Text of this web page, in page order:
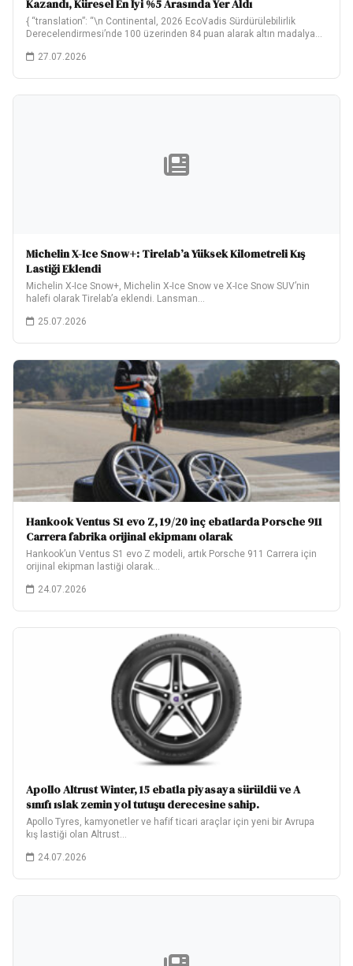
Kazandı, Küresel En İyi %5 Arasında Yer Aldı
{ “translation”: “\n Continental, 2026 EcoVadis Sürdürülebilirlik
Derecelendirmesi’nde 100 üzerinden 84 puan alarak altın madalya…
27.07.2026
Michelin X-Ice Snow+: Tirelab’a Yüksek Kilometreli Kış
Lastiği Eklendi
Michelin X-Ice Snow+, Michelin X-Ice Snow ve X-Ice Snow SUV’nin
halefi olarak Tirelab’a eklendi. Lansman…
25.07.2026
Hankook Ventus S1 evo Z, 19/20 inç ebatlarda Porsche 911
Carrera fabrika orijinal ekipmanı olarak
Hankook’un Ventus S1 evo Z modeli, artık Porsche 911 Carrera için
orijinal ekipman lastiği olarak…
24.07.2026
Apollo Altrust Winter, 15 ebatla piyasaya sürüldü ve A
sınıfı ıslak zemin yol tutuşu derecesine sahip.
Apollo Tyres, kamyonetler ve hafif ticari araçlar için yeni bir Avrupa
kış lastiği olan Altrust…
24.07.2026